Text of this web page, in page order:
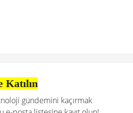
Katılın
gündemini kaçırmak